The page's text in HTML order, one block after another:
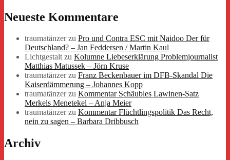
Neueste Kommentare
traumatänzerzu Pro und Contra ESC mit Naidoo Der für
Deutschland? – Jan Feddersen / Martin Kaul
Lichtgestaltzu Kolumne Liebeserklärung Problemjournalist
Matthias Matussek – Jörn Kruse
traumatänzerzu Franz Beckenbauer im DFB-Skandal Die
Kaiserdämmerung – Johannes Kopp
traumatänzerzu Kommentar Schäubles Lawinen-Satz
Merkels Menetekel – Anja Meier
traumatänzerzu Kommentar Flüchtlingspolitik Das Recht,
nein zu sagen – Barbara Dribbusch
Archiv